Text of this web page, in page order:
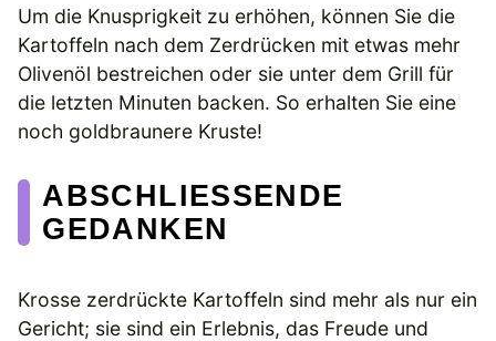
Um die Knusprigkeit zu erhöhen, können Sie die
Kartoffeln nach dem Zerdrücken mit etwas mehr
Olivenöl bestreichen oder sie unter dem Grill für
die letzten Minuten backen. So erhalten Sie eine
noch goldbraunere Kruste!
ABSCHLIESSENDE G
EDANKEN
Krosse zerdrückte Kartoffeln sind mehr als nur ein
Gericht; sie sind ein Erlebnis, das Freude und